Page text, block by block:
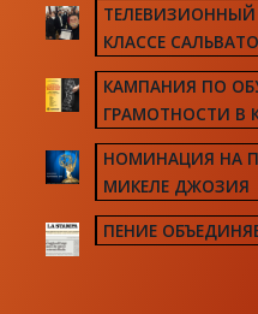
ТЕЛЕВИЗИОННЫЙ
КЛАССЕ
КАМПАНИЯ ПО
ГРАМОТНОСТИ В
НОМИНАЦИЯ НА
МИКЕЛЕ ДЖОЗИЯ
ПЕНИЕ